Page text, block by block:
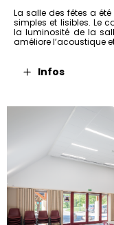
La salle des fêtes a
simples et lisibles. Le
la luminosité de la
améliore l’acoustique
Infos